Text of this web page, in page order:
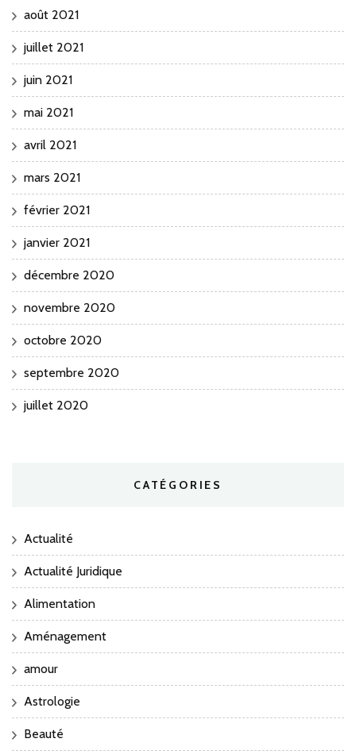
août 2021
juillet 2021
juin 2021
mai 2021
avril 2021
mars 2021
février 2021
janvier 2021
décembre 2020
novembre 2020
octobre 2020
septembre 2020
juillet 2020
CATÉGORIES
Actualité
Actualité Juridique
Alimentation
Aménagement
amour
Astrologie
Beauté